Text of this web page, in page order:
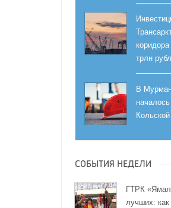
трлн
В
СОБЫТИЯ НЕДЕЛИ
ГТРК
лучших: